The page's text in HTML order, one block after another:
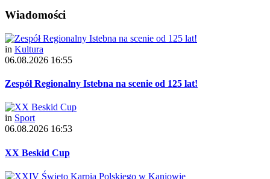
Wiadomości
in Kultura
06.08.2026 16:55
Zespół Regionalny Istebna na scenie od 125 lat!
in Sport
06.08.2026 16:53
XX Beskid Cup